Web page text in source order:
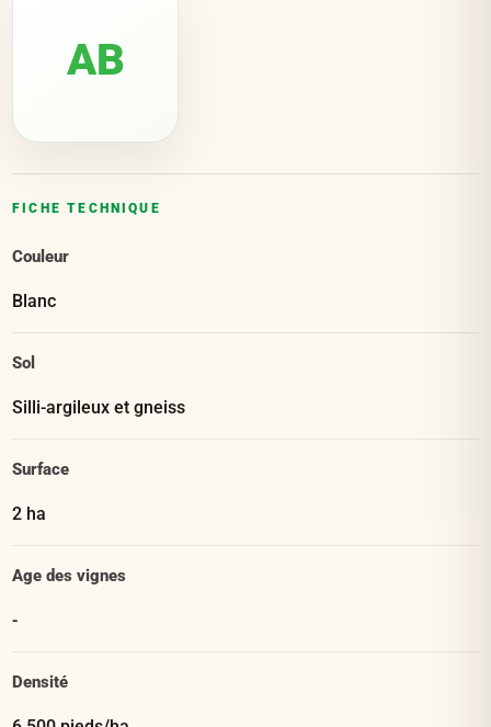
AB
FICHE TECHNIQUE
Couleur
Blanc
Sol
Silli-argileux et gneiss
Surface
2 ha
Age des vignes
-
Densité